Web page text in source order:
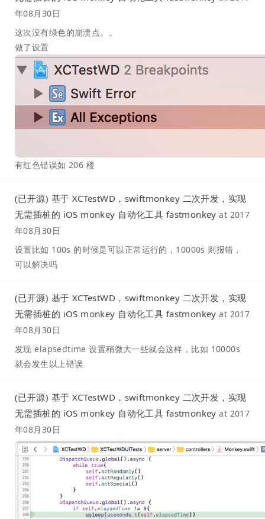
年08月30日
这次没有绿色的崩溃点。。
做了设置
有红色错误如 206 楼
(已开源) 基于 XCTestWD，swiftmonkey 二次开发，实现
无需插桩的 iOS monkey 自动化工具 fastmonkey at 2017
年08月30日
设置比如 100s 的时候是可以正常运行的，10000s 则报错，
可以解决吗
(已开源) 基于 XCTestWD，swiftmonkey 二次开发，实现
无需插桩的 iOS monkey 自动化工具 fastmonkey at 2017
年08月30日
发现 elapsedtime 设置稍微大一些就会这样，比如 10000s
就会发生以上错误
(已开源) 基于 XCTestWD，swiftmonkey 二次开发，实现
无需插桩的 iOS monkey 自动化工具 fastmonkey at 2017
年08月30日